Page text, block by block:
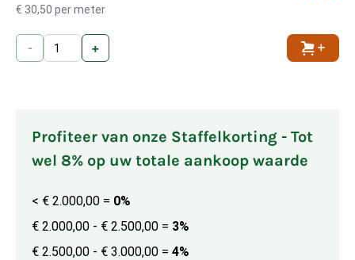
€ 30,50 per meter
- +
Profiteer van onze Staffelkorting - Tot
wel 8% op uw totale aankoop waarde
< € 2.000,00 = 0%
€ 2.000,00 - € 2.500,00 = 3%
€ 2.500,00 - € 3.000,00 = 4%